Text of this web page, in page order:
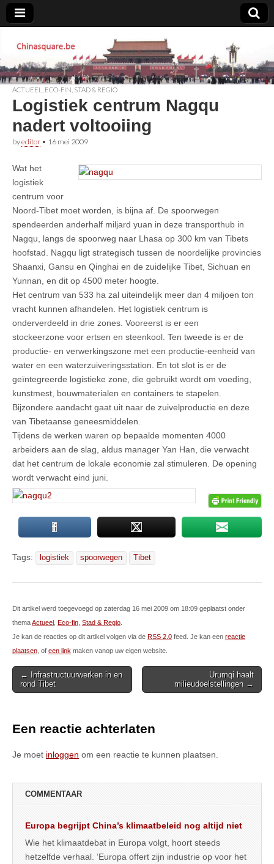
Chinasquare.be
ACTUEEL ECO-FIN STAD & REGIO
Logistiek centrum Nagqu
nadert voltooiing
byeditor • 16 mei 2009
Wat het
logistiek
centrum voor
Noord-Tibet moet worden, is bijna af. De spoorwegen
spendeerden anderhalf miljard yuan in deze transporthub in
Nagqu, langs de spoorweg naar Lhasa op 300 km van Tibets
hoofstad. Nagqu ligt strategisch tussen de noordelijke provincies
Shaanxi, Gansu en Qinghai en de zuidelijke Tibet, Sichuan en
Yunnan, en dit op 4500 meter hoogte.
Het centrum van 533 ha zal uiteindelijk meer dan 4 miljoen ton
vracht kunnen afhandelen. Het logistiek centrum is
onderverdeeld in drie zones. Vooreerst is er een
stockeerzone voor ertsen en steenkool. Ten tweede is er de
productie- en verwerkingszone met een productie-eenheid van
water en een waterzuiveringsstation. En tot slot is er de
geïntegreerde logistieke zone, die gebruikt wordt om voeding,
kunstmest, bouwmaterialen en containers te stapelen.
Bijzondere aandacht gaat uit naar de zuivelproductie en deze
van Tibetaanse geneesmiddelen.
Tijdens de werken waren op bepaalde momenten 4000
arbeiders aan de slag, aldus manager Yan Han, die verwacht
dat het centrum de lokale economie zal stimuleren. De opening
wordt verwacht eind juni.
Tags: logistiek spoorwegen Tibet
Dit artikel werd toegevoegd op zaterdag 16 mei 2009 om 18:09 geplaatst onder
themaActueel Eco-fin Stad & Regio
Je kan de reacties op dit artikel volgen via de RSS 2.0 feed. Je kan een reactie
plaatsen , of een link maken vanop uw eigen website.
Post
navigation
← Infrastructuurwerken in en
rond Tibet
Urumqi haalt
milieudoelstellingen →
Een reactie achterlaten
Je moet inloggen om een reactie te kunnen plaatsen.
COMMENTAAR
Europa begrijpt China’s klimaatbeleid nog altijd niet
Wie het klimaatdebat in Europa volgt, hoort steeds
hetzelfde verhaal. ‘Europa offert zijn industrie op voor het